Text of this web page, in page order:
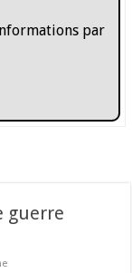
par
guerre